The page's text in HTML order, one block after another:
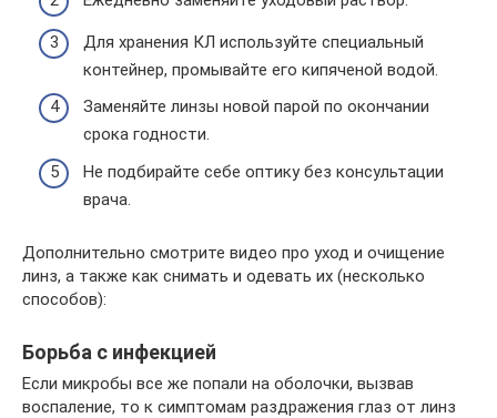
Для хранения КЛ используйте специальный
контейнер, промывайте его кипяченой водой.
Заменяйте линзы новой парой по окончании
срока годности.
Не подбирайте себе оптику без консультации
врача.
Дополнительно смотрите видео про уход и очищение
линз, а также как снимать и одевать их (несколько
способов):
Борьба с инфекцией
Если микробы все же попали на оболочки, вызвав
воспаление, то к симптомам раздражения глаз от линз